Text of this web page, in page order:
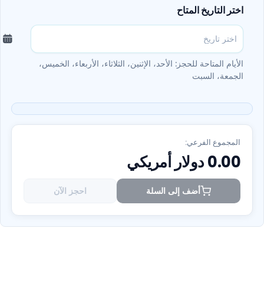
اختر التاريخ المتاح
الأيام المتاحة للحجز: الأحد، الإثنين، الثلاثاء، الأربعاء، الخميس،
الجمعة، السبت
المجموع الفرعي:
0.00دولار أمريكي
أضف إلى السلة احجز الآن